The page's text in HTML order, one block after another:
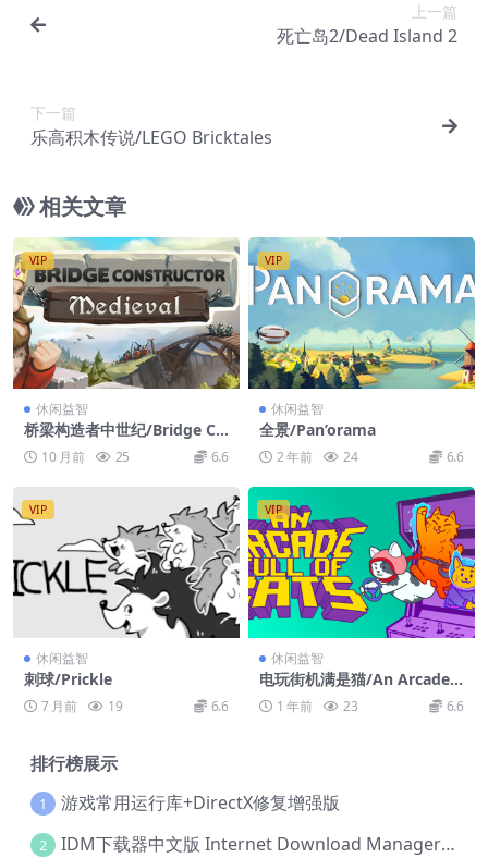
上一篇
死亡岛2/Dead Island 2
下一篇
乐高积木传说/LEGO Bricktales
相关文章
VIP
休闲益智
桥梁构造者中世纪/Bridge Co
nstructor Medieval
10 月前 25 6.6
VIP
休闲益智
全景/Pan’orama
2 年前 24 6.6
VIP
休闲益智
刺球/Prickle
7 月前 19 6.6
VIP
休闲益智
电玩街机满是猫/An Arcade F
ull of Cats
1 年前 23 6.6
排行榜展示
1 游戏常用运行库+DirectX修复增强版
2 IDM下载器中文版 Internet Download Manager v6.42.36 IDM